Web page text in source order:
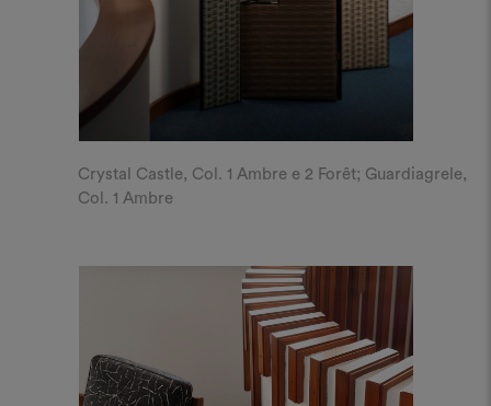
Crystal Castle, Col. 1 Ambre e 2 Forêt; Guardiagrele,
Col. 1 Ambre